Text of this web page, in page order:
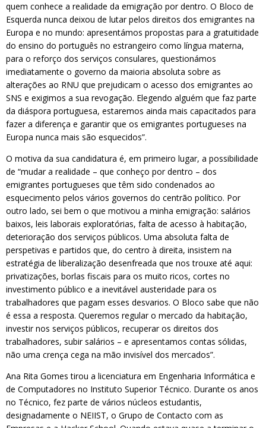
quem conhece a realidade da emigração por dentro. O Bloco de
Esquerda nunca deixou de lutar pelos direitos dos emigrantes na
Europa e no mundo: apresentámos propostas para a gratuitidade
do ensino do português no estrangeiro como língua materna,
para o reforço dos serviços consulares, questionámos
imediatamente o governo da maioria absoluta sobre as
alterações ao RNU que prejudicam o acesso dos emigrantes ao
SNS e exigimos a sua revogação. Elegendo alguém que faz parte
da diáspora portuguesa, estaremos ainda mais capacitados para
fazer a diferença e garantir que os emigrantes portugueses na
Europa nunca mais são esquecidos”.
O motiva da sua candidatura é, em primeiro lugar, a possibilidade
de “mudar a realidade – que conheço por dentro – dos
emigrantes portugueses que têm sido condenados ao
esquecimento pelos vários governos do centrão político. Por
outro lado, sei bem o que motivou a minha emigração: salários
baixos, leis laborais exploratórias, falta de acesso à habitação,
deterioração dos serviços públicos. Uma absoluta falta de
perspetivas e partidos que, do centro à direita, insistem na
estratégia de liberalização desenfreada que nos trouxe até aqui:
privatizações, borlas fiscais para os muito ricos, cortes no
investimento público e a inevitável austeridade para os
trabalhadores que pagam esses desvarios. O Bloco sabe que não
é essa a resposta. Queremos regular o mercado da habitação,
investir nos serviços públicos, recuperar os direitos dos
trabalhadores, subir salários – e apresentamos contas sólidas,
não uma crença cega na mão invisível dos mercados”.
Ana Rita Gomes tirou a licenciatura em Engenharia Informática e
de Computadores no Instituto Superior Técnico. Durante os anos
no Técnico, fez parte de vários núcleos estudantis,
designadamente o NEIIST, o Grupo de Contacto com as